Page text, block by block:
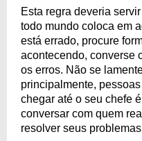
Esta regra deveria
todo mundo coloca em
está errado, procure
acontecendo, converse
os erros. Não se
principalmente,
chegar até o seu chefe
conversar com quem
resolver seus